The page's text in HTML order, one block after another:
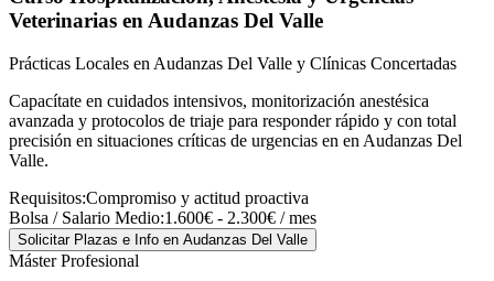
Veterinarias en Audanzas Del Valle
Prácticas Locales en Audanzas Del Valle y Clínicas Concertadas
Capacítate en cuidados intensivos, monitorización anestésica
avanzada y protocolos de triaje para responder rápido y con total
precisión en situaciones críticas de urgencias en en Audanzas Del
Valle.
Requisitos:Compromiso y actitud proactiva
Bolsa / Salario Medio:1.600€ - 2.300€ / mes
Solicitar Plazas e Info en Audanzas Del Valle
Máster Profesional